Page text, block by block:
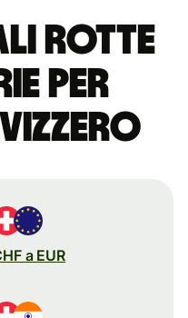
rotte
per
a EUR